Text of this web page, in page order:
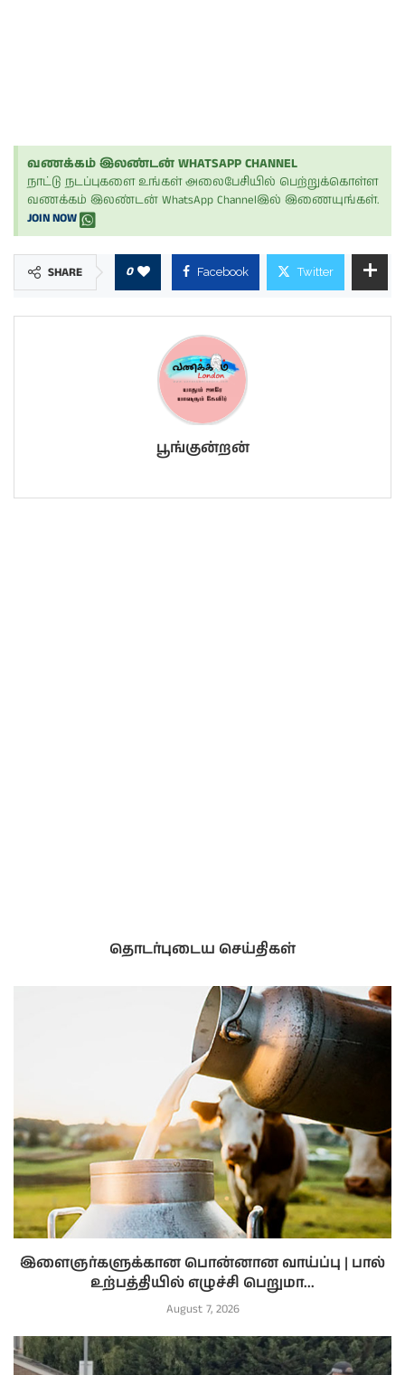
வணக்கம் இலண்டன் WHATSAPP CHANNEL
நாட்டு நடப்புகளை உங்கள் அலைபேசியில் பெற்றுக்கொள்ள
வணக்கம் இலண்டன் WhatsApp Channelஇல் இணையுங்கள்.
JOIN NOW
SHARE 0 Facebook Twitter
பூங்குன்றன்
தொடர்புடைய செய்திகள்
இளைஞர்களுக்கான பொன்னான வாய்ப்பு | பால்
உற்பத்தியில் எழுச்சி பெறுமா...
August 7, 2026